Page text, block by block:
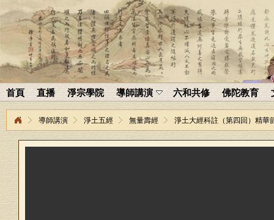
首頁 直播 淨宗學院 導師講演 六和共修 佛陀教育
導師講演 淨土五經 無量壽經 淨土大經科註（第四回）精華